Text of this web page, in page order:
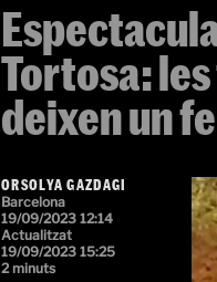
Tortosa:
deixen un
ORSOLYA GAZDAGI
Barcelona
19/09/2023 12:14
Actualitzat
19/09/2023 15:25
2 minuts